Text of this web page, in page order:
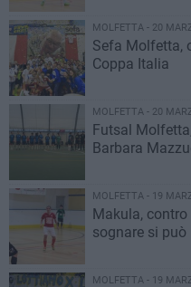
MOLFETTA - 20
Sefa Molfetta,
Coppa Italia
MOLFETTA - 20
Futsal
Barbara
MOLFETTA - 19
Makula,
sognare si può
MOLFETTA - 19